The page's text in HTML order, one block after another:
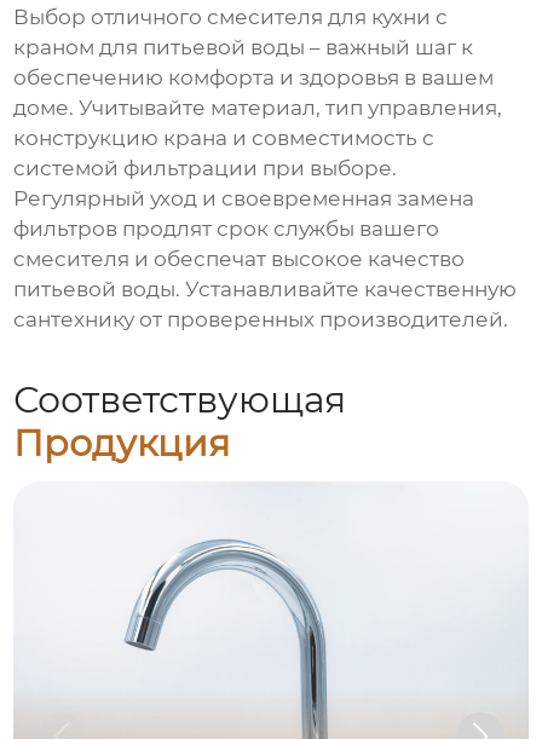
Выбор отличного смесителя для кухни с
краном для питьевой воды – важный шаг к
обеспечению комфорта и здоровья в вашем
доме. Учитывайте материал, тип управления,
конструкцию крана и совместимость с
системой фильтрации при выборе.
Регулярный уход и своевременная замена
фильтров продлят срок службы вашего
смесителя и обеспечат высокое качество
питьевой воды. Устанавливайте качественную
сантехнику от проверенных производителей.
Соответствующая
Продукция